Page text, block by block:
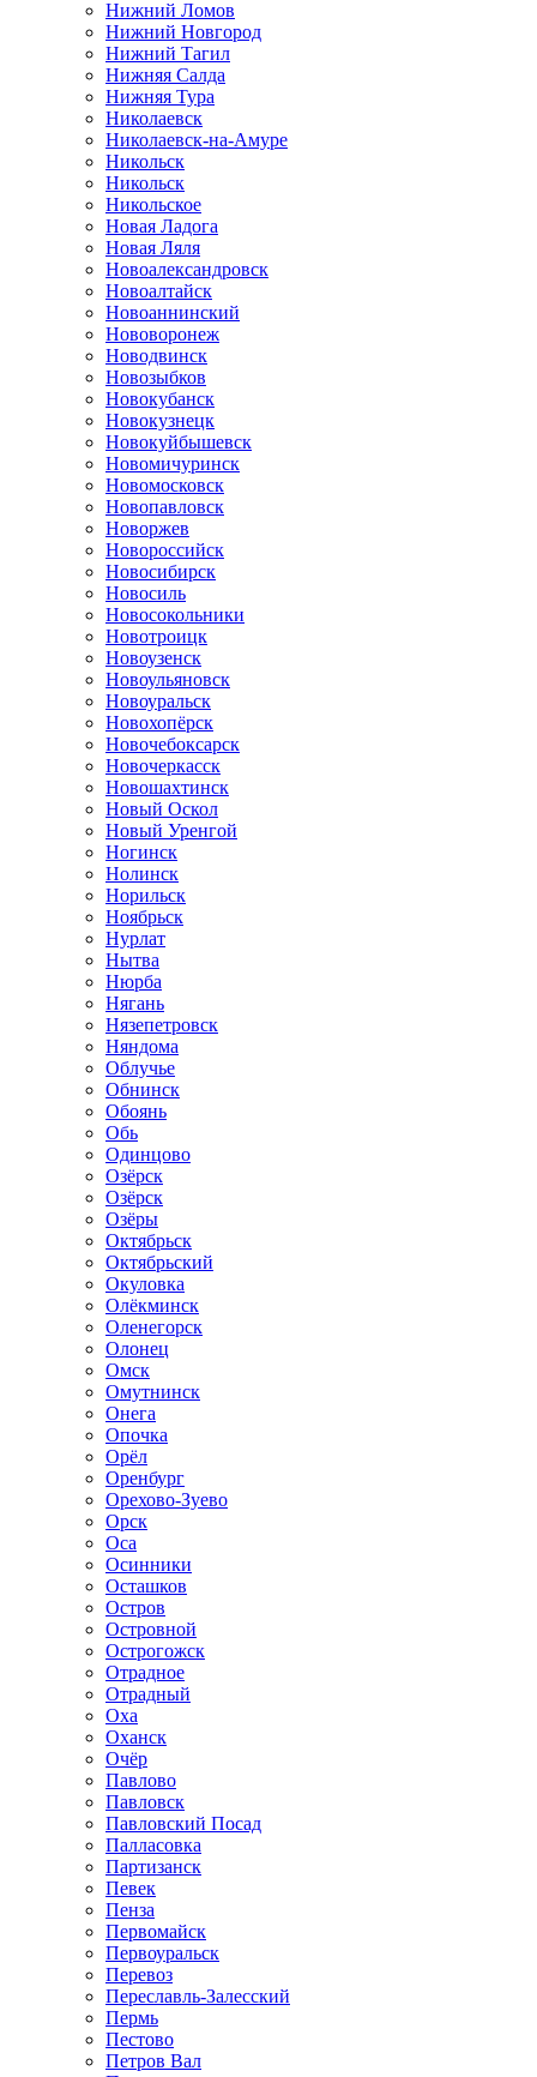
Нижний Ломов
Нижний Новгород
Нижний Тагил
Нижняя Салда
Нижняя Тура
Николаевск
Николаевск-на-Амуре
Никольск
Никольск
Никольское
Новая Ладога
Новая Ляля
Новоалександровск
Новоалтайск
Новоаннинский
Нововоронеж
Новодвинск
Новозыбков
Новокубанск
Новокузнецк
Новокуйбышевск
Новомичуринск
Новомосковск
Новопавловск
Новоржев
Новороссийск
Новосибирск
Новосиль
Новосокольники
Новотроицк
Новоузенск
Новоульяновск
Новоуральск
Новохопёрск
Новочебоксарск
Новочеркасск
Новошахтинск
Новый Оскол
Новый Уренгой
Ногинск
Нолинск
Норильск
Ноябрьск
Нурлат
Нытва
Нюрба
Нягань
Нязепетровск
Няндома
Облучье
Обнинск
Обоянь
Обь
Одинцово
Озёрск
Озёрск
Озёры
Октябрьск
Октябрьский
Окуловка
Олёкминск
Оленегорск
Олонец
Омск
Омутнинск
Онега
Опочка
Орёл
Оренбург
Орехово-Зуево
Орск
Оса
Осинники
Осташков
Остров
Островной
Острогожск
Отрадное
Отрадный
Оха
Оханск
Очёр
Павлово
Павловск
Павловский Посад
Палласовка
Партизанск
Певек
Пенза
Первомайск
Первоуральск
Перевоз
Переславль-Залесский
Пермь
Пестово
Петров Вал